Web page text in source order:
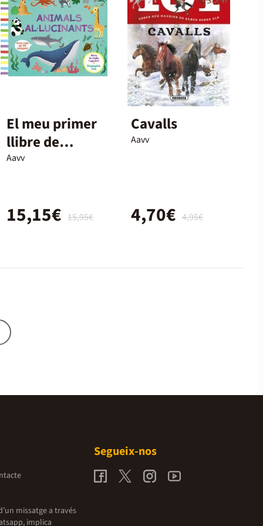
El meu primer
llibre de
ciència.
Aavv
15,95€
15,15€
Cavalls
Aavv
4,95€
4,70€
missatge a través
implica
Segueix-nos